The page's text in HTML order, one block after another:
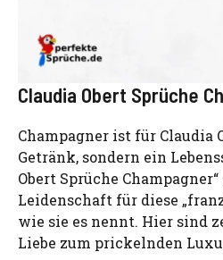
Claudia Obert Sprüche
Champagner ist für Claudia
Getränk, sondern ein
Obert Sprüche
Leidenschaft für diese
wie sie es nennt. Hier sind
Liebe zum prickelnden